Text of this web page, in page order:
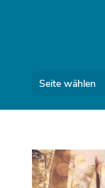
Seite wählen